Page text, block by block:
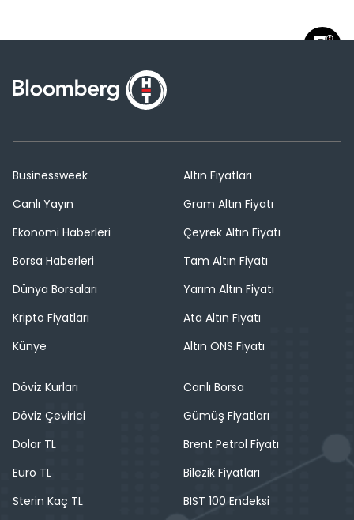
Businessweek
Canlı Yayın
Ekonomi Haberleri
Borsa Haberleri
Dünya Borsaları
Kripto Fiyatları
Künye
Altın Fiyatları
Gram Altın Fiyatı
Çeyrek Altın Fiyatı
Tam Altın Fiyatı
Yarım Altın Fiyatı
Ata Altın Fiyatı
Altın ONS Fiyatı
Döviz Kurları
Döviz Çevirici
Dolar TL
Euro TL
Sterin Kaç TL
Canlı Borsa
Gümüş Fiyatları
Brent Petrol Fiyatı
Bilezik Fiyatları
BIST 100 Endeksi